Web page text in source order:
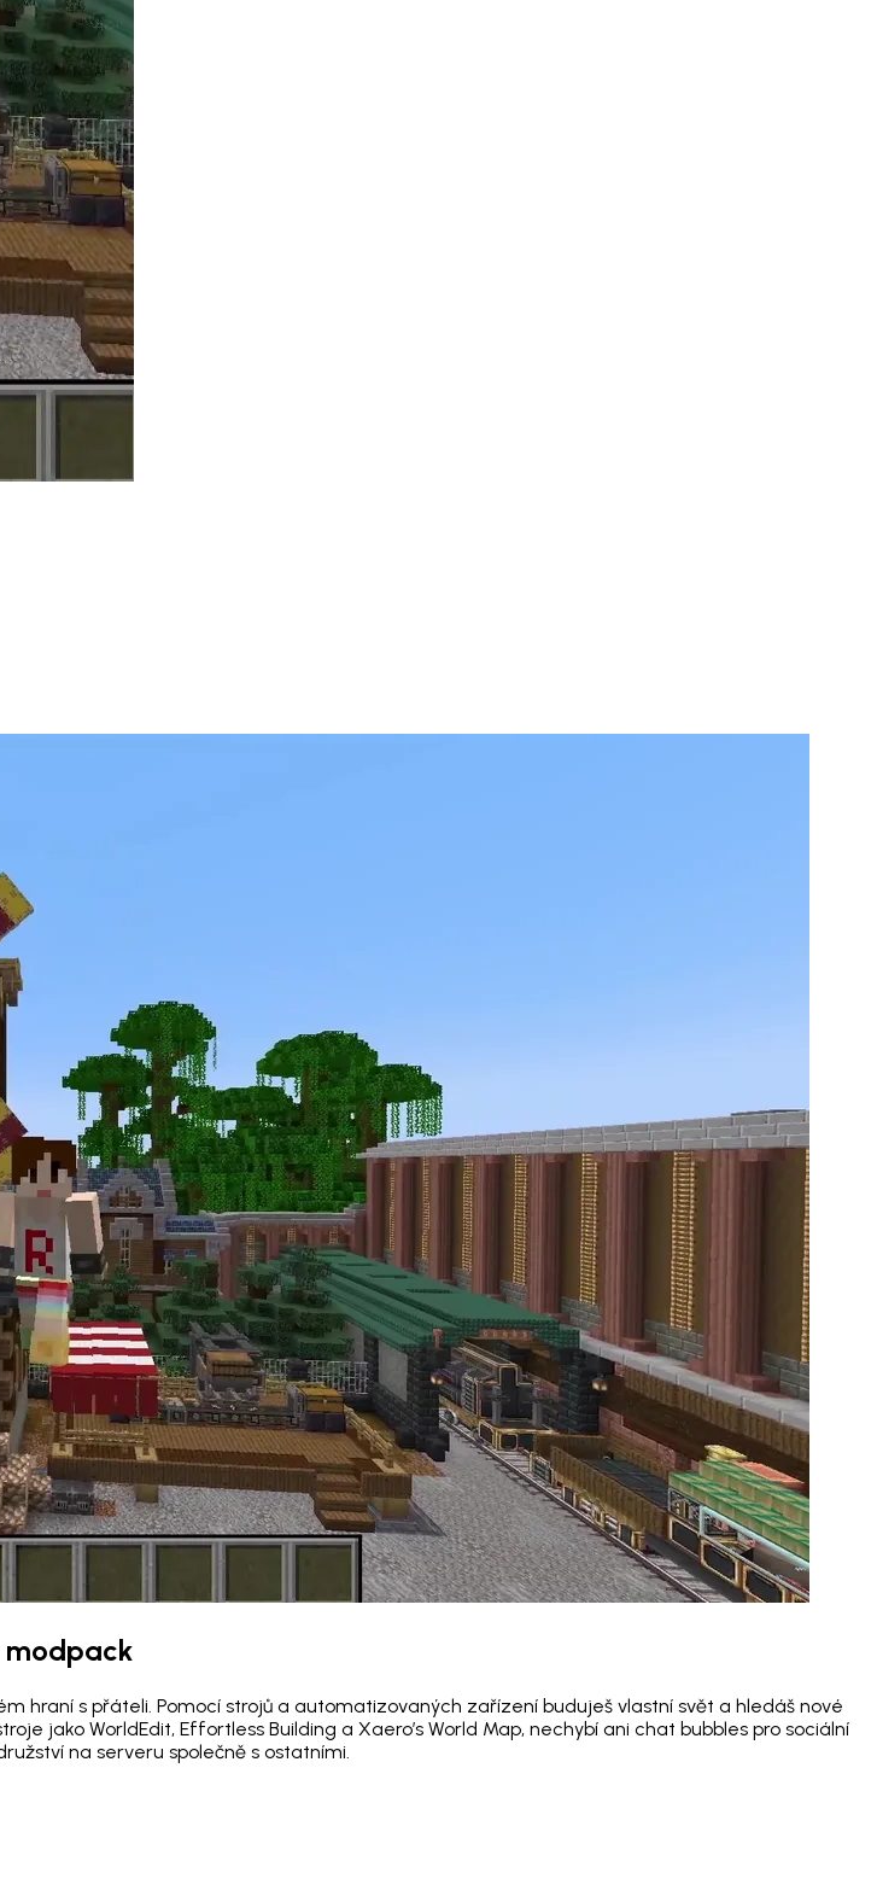
modpack
s přáteli. Pomocí strojů a automatizovaných zařízení buduješ vlastní svět a hledáš nové
jako WorldEdit, Effortless Building a Xaero’s World Map, nechybí ani chat bubbles pro sociální
na serveru společně s ostatními.